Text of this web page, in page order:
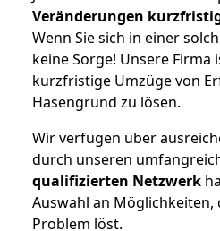
Veränderungen
Wenn Sie sich in einer
keine Sorge! Unsere Firma
kurzfristige Umzüge von
Hasengrund zu lösen.
Wir verfügen über
durch unseren
qualifizierten Netzwerk
Auswahl an Möglichkeiten,
Problem löst.